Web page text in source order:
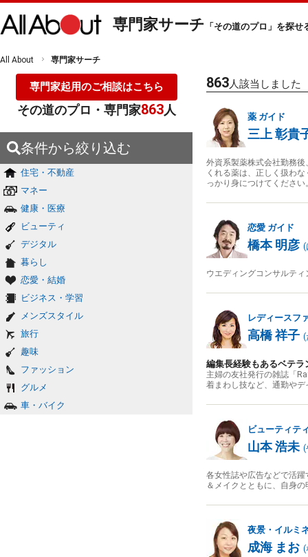
専門家サーチ 「その道のプロ」を探せ
All About 専門家サーチ
専門家起用のご相談はこちら
その道のプロ・専門家863人
条件から絞り込む
住宅・不動産
マネー
健康・医療
ビューティ
デジタル
暮らし
恋愛・結婚
ビジネス・学習
メンズスタイル
旅行
趣味
ファッション
グルメ
車・バイク
863人該当しました
薬 ガイド
三上 彰貴
外資系製薬株式会社勤務
くれる薬は、正しく扱わ
っかり身につけてください
恋愛 ガイド
橋本 明彦 (
ウエディングコンサルテ
レディースフ
高橋 祥子 (
編集長経験もあるベテ
主婦の友社発行の雑誌「
着まわし技など、通勤や
ビューティテ
山本 浩未 (
各女性誌や広告などで活
＆メイクとともに、自身
夜景・イルミ
成海 まお (